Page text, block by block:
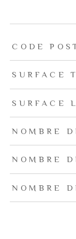
CODE
SURFACE
SURFACE
NOMBRE
NOMBRE
NOMBRE